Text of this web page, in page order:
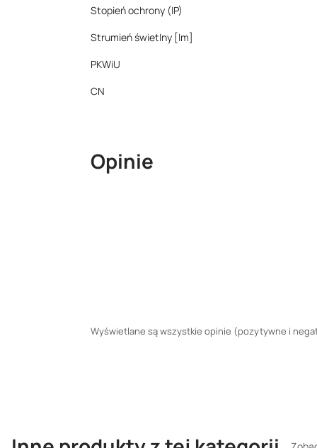
Stopień ochrony (IP)
Strumień świetlny [lm]
PKWiU
CN
Opinie
Wyświetlane są wszystkie opinie (pozytywne i